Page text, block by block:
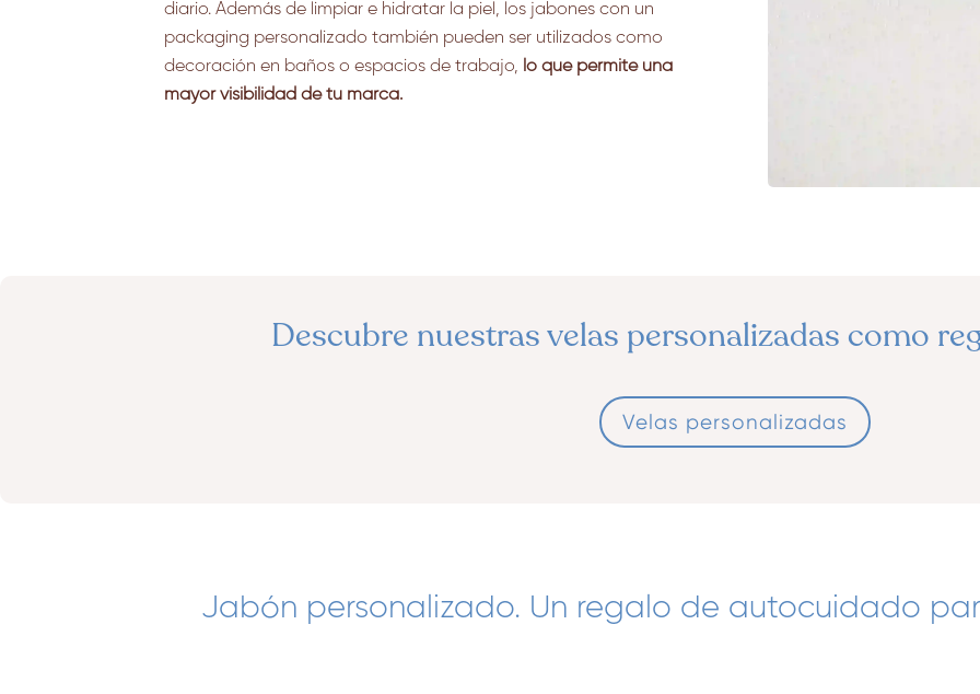
diario. Además de limpiar e hidratar la piel, los jabones con un
packaging personalizado también pueden ser utilizados como
decoración en baños o espacios de trabajo, lo que permite una
mayor visibilidad de tu marca.
Descubre nuestras velas personalizadas como
Velas personalizadas
Jabón personalizado. Un regalo de autocuidado